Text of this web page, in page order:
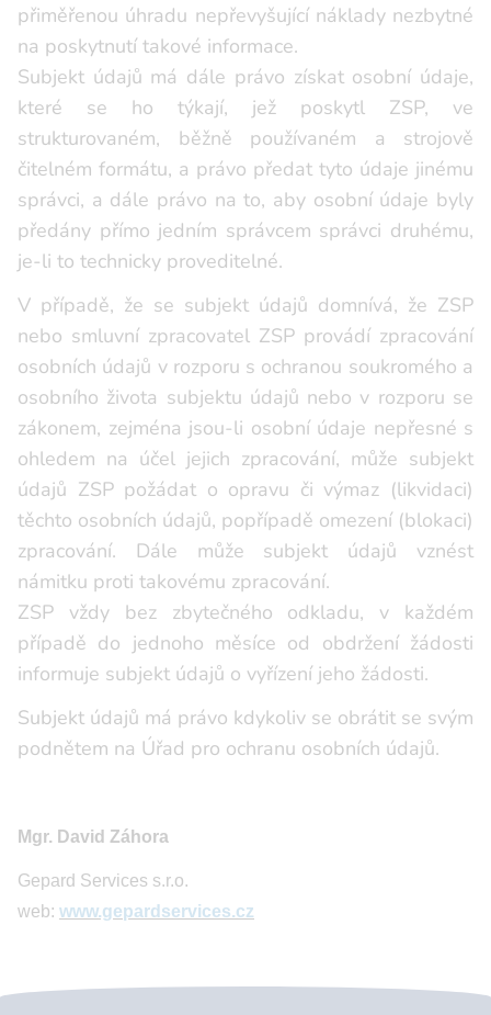
přiměřenou úhradu nepřevyšující náklady nezbytné
na poskytnutí takové informace.
Subjekt údajů má dále právo získat osobní údaje,
které se ho týkají, jež poskytl ZSP, ve
strukturovaném, běžně používaném a strojově
čitelném formátu, a právo předat tyto údaje jinému
správci, a dále právo na to, aby osobní údaje byly
předány přímo jedním správcem správci druhému,
je-li to technicky proveditelné.
V případě, že se subjekt údajů domnívá, že ZSP
nebo smluvní zpracovatel ZSP provádí zpracování
osobních údajů v rozporu s ochranou soukromého a
osobního života subjektu údajů nebo v rozporu se
zákonem, zejména jsou-li osobní údaje nepřesné s
ohledem na účel jejich zpracování, může subjekt
údajů ZSP požádat o opravu či výmaz (likvidaci)
těchto osobních údajů, popřípadě omezení (blokaci)
zpracování. Dále může subjekt údajů vznést
námitku proti takovému zpracování.
ZSP vždy bez zbytečného odkladu, v každém
případě do jednoho měsíce od obdržení žádosti
informuje subjekt údajů o vyřízení jeho žádosti.
Subjekt údajů má právo kdykoliv se obrátit se svým
podnětem na Úřad pro ochranu osobních údajů.
Mgr. David Záhora
Gepard Services s.r.o.
web: www.gepardservices.cz